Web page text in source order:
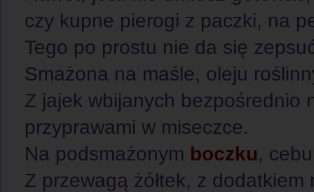
czy kupne pierogi z paczki, na
Tego po prostu nie da się
Smażona na maśle, oleju
Z jajek wbijanych bezpośrednio
przyprawami w miseczce.
Na podsmażonym boczku,
Z przewagą żółtek, z